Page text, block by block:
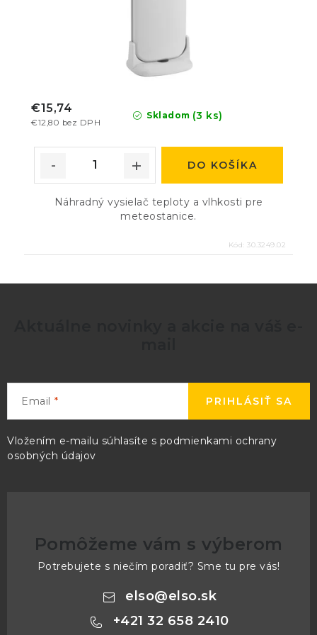
Skladom (3 ks)
€12,80 bez DPH
€15,74
DO KOŠÍKA
Náhradný vysielač teploty a vlhkosti pre
meteostanice.
Kód: 30.3249.02
Email
Vložením e-mailu súhlasíte s podmienkami ochrany
osobných údajov
PRIHLÁSIŤ SA
Pomôžeme vám s výberom
Potrebujete s niečím poradiť? Sme tu pre vás!
elso@elso.sk
+421 32 658 2410